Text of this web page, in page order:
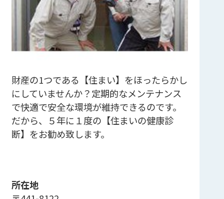
財産の1つである【住まい】をほったらかし
にしていませんか？定期的なメンテナンス
で快適で安全な環境が維持できるのです。
だから、５年に１度の【住まいの健康診
断】をお勧め致します。
所在地